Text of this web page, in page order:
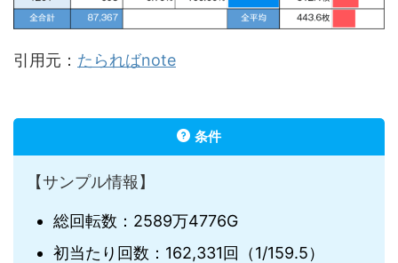
引用元： たらればnote
条件
【サンプル情報】
総回転数：2589万4776G
初当たり回数：162,331回（1/159.5）